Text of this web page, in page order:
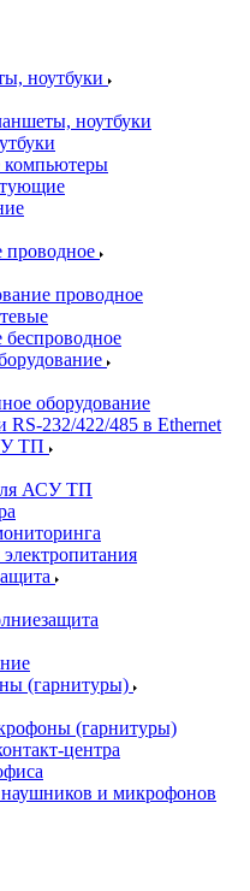
ноутбуки
ноутбуки
проводное
проводное
беспроводное
оборудование
RS-232/422/485 в Ethernet
ТП
АСУ ТП
(гарнитуры)
(гарнитуры)
центра
и микрофонов